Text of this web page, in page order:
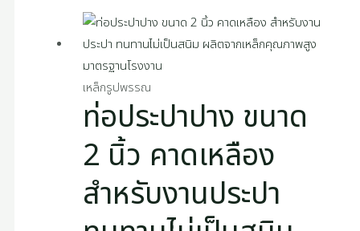
เหล็กรูปพรรณ
ท่อประปาปาง ขนาด
2 นิ้ว คาดเหลือง
สำหรับงานประปา